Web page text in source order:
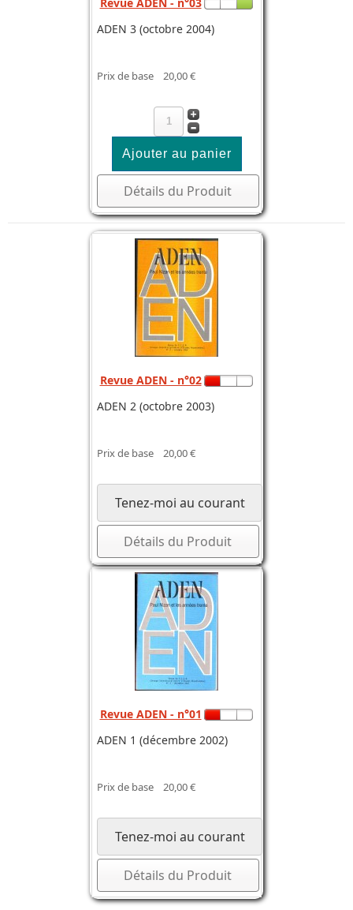
ADEN 3 (octobre 2004)
Prix de base 20,00 €
Détails du Produit
Revue ADEN - n°02
ADEN 2 (octobre 2003)
Prix de base 20,00 €
Tenez-moi au courant
Détails du Produit
Revue ADEN - n°01
ADEN 1 (décembre 2002)
Prix de base 20,00 €
Tenez-moi au courant
Détails du Produit